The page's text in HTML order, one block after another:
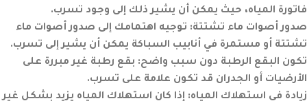
فاتورة المياه، حيث يمكن أن يشير ذلك إلى وجود تسرب.
صدور أصوات ماء تشتتة: توجيه اهتمامك إلى صدور أصوات ماء
تشتتة أو مستمرة في أنابيب السباكة يمكن أن يشير إلى تسرب.
تكون البقع الرطبة دون سبب واضح: بقع رطبة غير مبررة على
الأرضيات أو الجدران قد تكون علامة على تسرب.
زيادة في استهلاك المياه: إذا كان استهلاك المياه يزيد بشكل غير